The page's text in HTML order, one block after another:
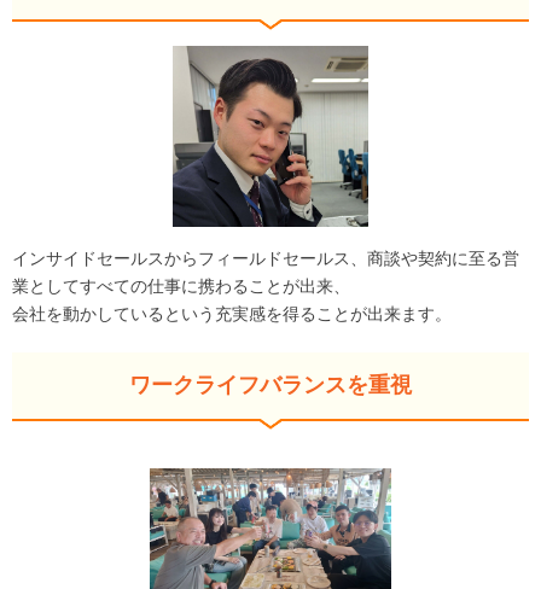
インサイドセールスからフィールドセールス、商談や契約に至る営
業としてすべての仕事に携わることが出来、
会社を動かしているという充実感を得ることが出来ます。
ワークライフバランスを重視